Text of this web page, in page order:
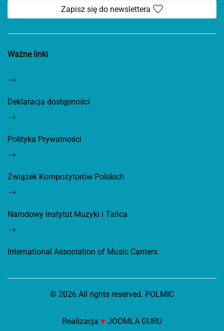
Zapisz się do newslettera
Ważne linki
Deklaracja dostępności
Polityka Prywatności
Związek Kompozytorów Polskich
Narodowy Instytut Muzyki i Tańca
International Association of Music Canters
© 2026 All rights reserved. POLMIC
Realizacja ♥ JOOMLA GURU